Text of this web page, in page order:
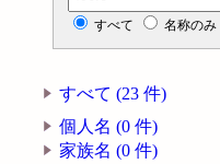
すべて 名称のみ
すべて (23 件)
個人名 (0 件)
家族名 (0 件)